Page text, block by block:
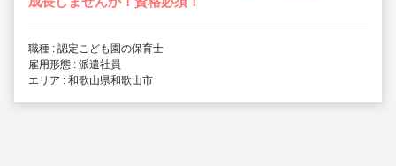
職種 : 認定こども園の保育士
雇用形態 : 派遣社員
エリア : 和歌山県和歌山市